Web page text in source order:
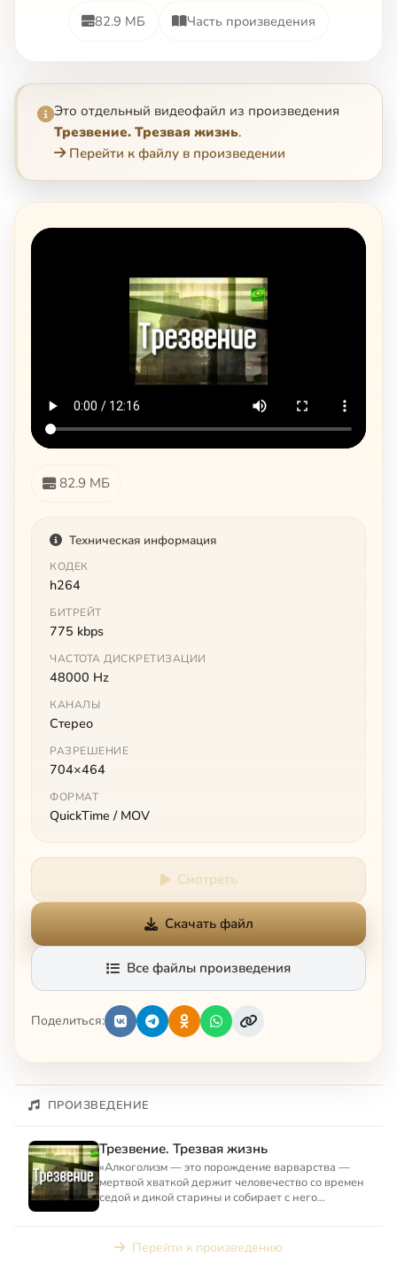
82.9 МБ Часть произведения
Это отдельный видеофайл из произведения
Трезвение. Трезвая жизнь.
Перейти к файлу в произведении
82.9 МБ
Техническая информация
КОДЕК
h264
БИТРЕЙТ
775 kbps
ЧАСТОТА ДИСКРЕТИЗАЦИИ
48000 Hz
КАНАЛЫ
Стерео
РАЗРЕШЕНИЕ
704×464
ФОРМАТ
QuickTime / MOV
Смотреть
Скачать файл
Все файлы произведения
Поделиться:
ПРОИЗВЕДЕНИЕ
Трезвение. Трезвая жизнь
«Алкоголизм — это порождение варварства —
мертвой хваткой держит человечество со времен
седой и дикой старины и собирает с него
Перейти к произведению